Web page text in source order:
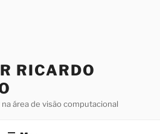
RICARDO
área de visão computacional